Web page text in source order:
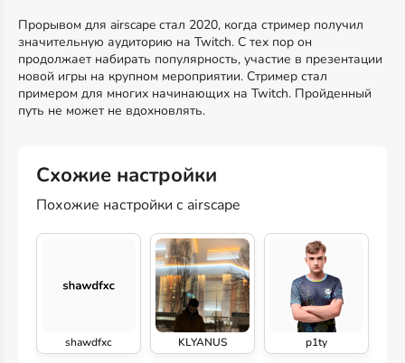
Прорывом для airscape стал 2020, когда стример получил
значительную аудиторию на Twitch. С тех пор он
продолжает набирать популярность, участие в презентации
новой игры на крупном мероприятии. Стример стал
примером для многих начинающих на Twitch. Пройденный
путь не может не вдохновлять.
Схожие настройки
Похожие настройки с airscape
shawdfxc KLYANUS p1ty